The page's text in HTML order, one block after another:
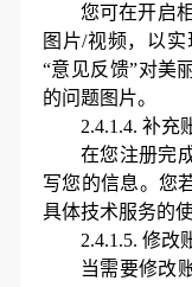
您可在开启
图片/视频，以实
“意见反馈”对美
的问题图片。
2.4.1.4. 补充
在您注册完
写您的信息。您
具体技术服务的使
2.4.1.5. 修改
当需要修改